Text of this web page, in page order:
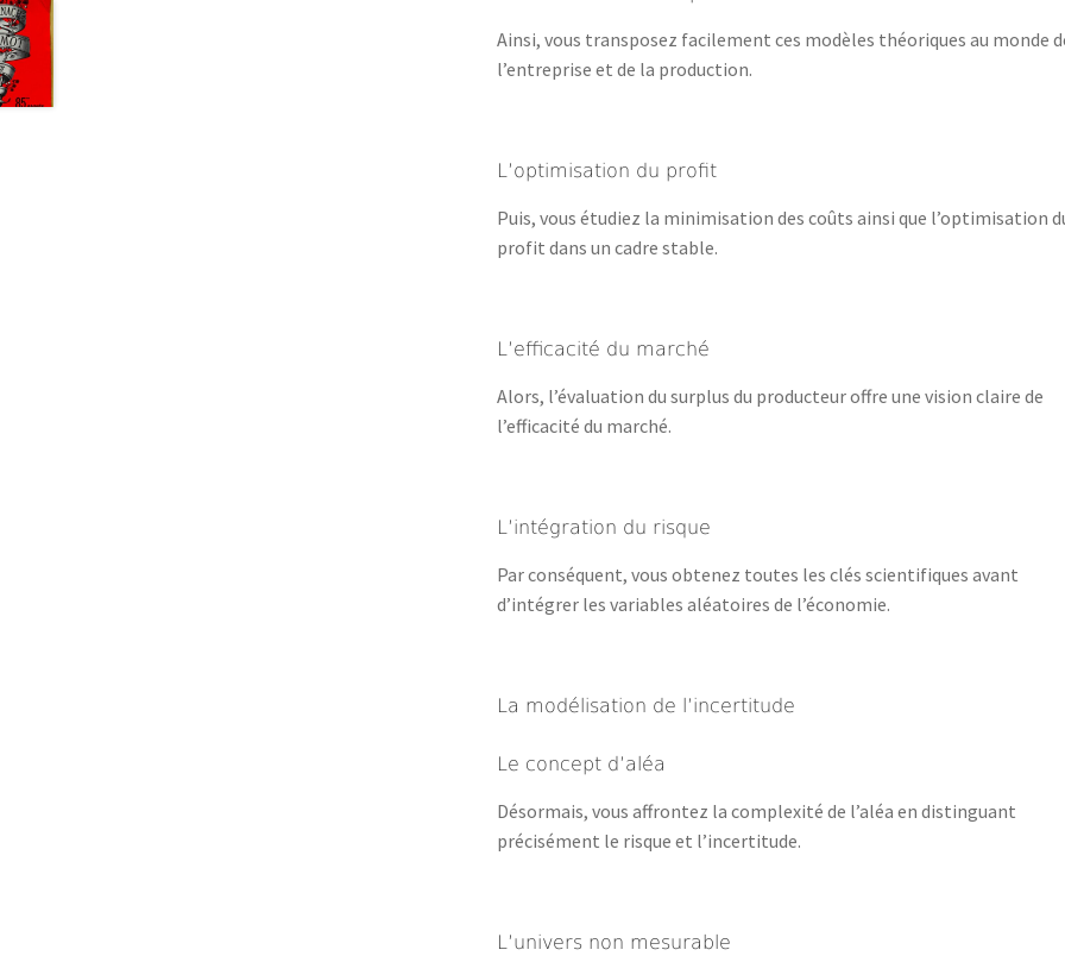
Ainsi, vous transposez facilement ces modèles théoriques au monde
l’entreprise et de la production.
L’optimisation du profit
Puis, vous étudiez la minimisation des coûts ainsi que l’optimisation
profit dans un cadre stable.
L’efficacité du marché
Alors, l’évaluation du surplus du producteur offre une vision claire de
l’efficacité du marché.
L’intégration du risque
Par conséquent, vous obtenez toutes les clés scientifiques avant
d’intégrer les variables aléatoires de l’économie.
La modélisation de l’incertitude
Le concept d’aléa
Désormais, vous affrontez la complexité de l’aléa en distinguant
précisément le risque et l’incertitude.
L’univers non mesurable